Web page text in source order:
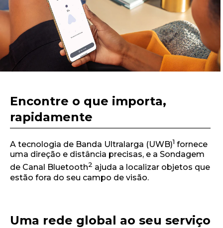
o
Encontre o que importa,
rapidamente
A tecnologia de Banda Ultralarga (UWB)1 fornece
uma direção e distância precisas, e a Sondagem
de Canal Bluetooth2 ajuda a localizar objetos que
estão fora do seu campo de visão.
Uma rede global ao seu serviço